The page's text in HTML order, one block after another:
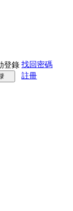
登錄 找回密碼
註冊